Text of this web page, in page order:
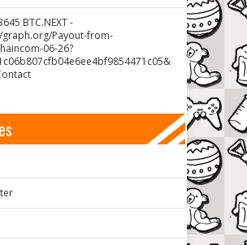
BTC.NEXT -
Payout-from-
06-26?